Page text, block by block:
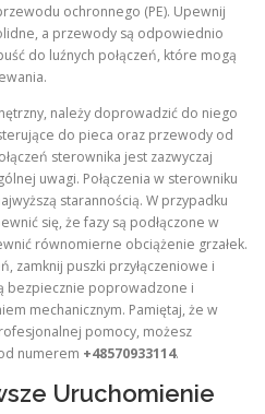
ochronnego (PE). Upewnij
a przewody są odpowiednio
do luźnych połączeń, które mogą
należy doprowadzić do niego
do pieca oraz przewody od
sterownika jest zazwyczaj
uwagi. Połączenia w sterowniku
starannością. W przypadku
się, że fazy są podłączone w
równomierne obciążenie grzałek.
zamknij puszki przyłączeniowe i
bezpiecznie poprowadzone i
mechanicznym. Pamiętaj, że w
pomocy, możesz
numerem +48570933114.
Uruchomienie